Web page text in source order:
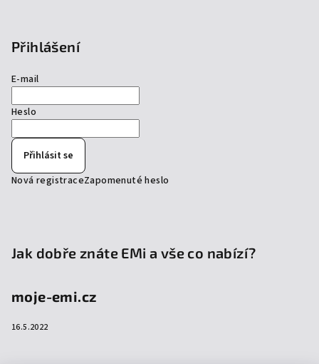
Přihlášení
E-mail
Heslo
Přihlásit se
Nová registraceZapomenuté heslo
Jak dobře znáte EMi a vše co nabízí?
moje-emi.cz
16.5.2022